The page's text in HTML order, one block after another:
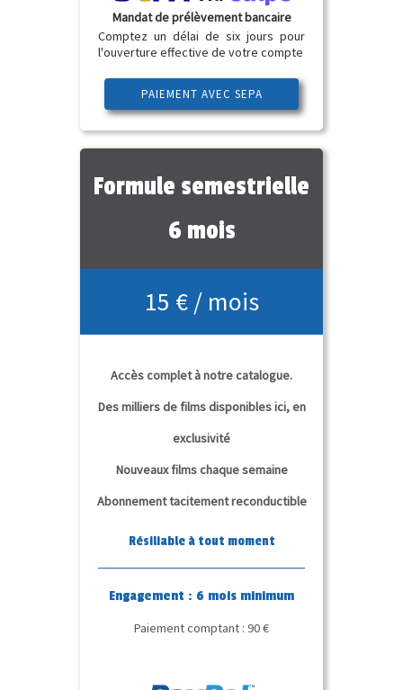
Mandat de prélèvement bancaire
Comptez un délai de six jours pour
l'ouverture effective de votre compte
PAIEMENT AVEC SEPA
Formule semestrielle
6 mois
15 € / mois
Accès complet à notre catalogue.
Des milliers de films disponibles ici, en
exclusivité
Nouveaux films chaque semaine
Abonnement tacitement reconductible
Résiliable à tout moment
Engagement : 6 mois minimum
Paiement comptant : 90 €